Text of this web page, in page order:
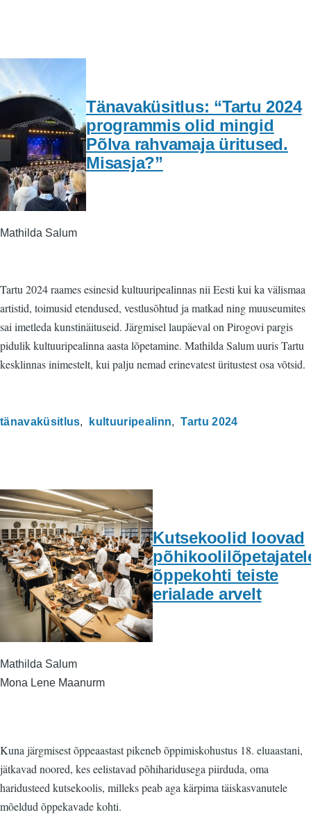
Tänavaküsitlus: “Tartu 2024
programmis olid mingid
Põlva rahvamaja üritused.
Misasja?”
Mathilda Salum
Tartu 2024 raames esinesid kultuuripealinnas nii Eesti kui ka välismaa
artistid, toimusid etendused, vestlusõhtud ja matkad ning muuseumites
sai imetleda kunstinäituseid. Järgmisel laupäeval on Pirogovi pargis
pidulik kultuuripealinna aasta lõpetamine. Mathilda Salum uuris Tartu
kesklinnas inimestelt, kui palju nemad erinevatest üritustest osa võtsid.
tänavaküsitlus kultuuripealinn Tartu 2024
Kutsekoolid loovad
õppekohti teiste
erialade arvelt
Mathilda Salum
Mona Lene Maanurm
Kuna järgmisest õppeaastast pikeneb õppimiskohustus 18. eluaastani,
jätkavad noored, kes eelistavad põhiharidusega piirduda, oma
haridusteed kutsekoolis, milleks peab aga kärpima täiskasvanutele
mõeldud õppekavade kohti.